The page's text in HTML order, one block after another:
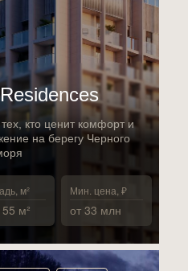
от 33 млн
Мин. цена, ₽
м²
м²
кто ценит комфорт и
на берегу Черного